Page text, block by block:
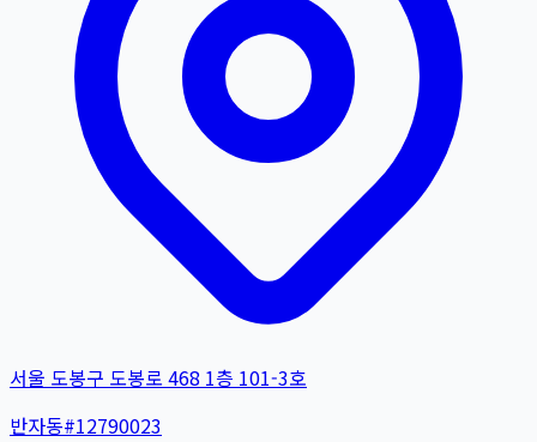
서울 도봉구 도봉로 468 1층 101-3호
반자동#12790023